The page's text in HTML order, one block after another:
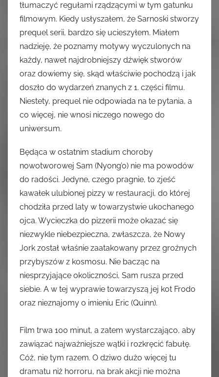
tłumaczyć regułami rządzącymi w tym gatunku
filmowym. Kiedy usłyszałem, że Sarnoski stworzy
prequel serii, bardzo się ucieszyłem. Miałem
nadzieję, że poznamy motywy wyczulonych na
każdy, nawet najdrobniejszy dźwięk stworów
oraz dowiemy się, skąd właściwie pochodzą i jak
doszło do wydarzeń znanych z 1. części filmu.
Niestety, prequel nie odpowiada na te pytania, a
co więcej, nie wnosi niczego nowego do
uniwersum.
Będąca w ostatnim stadium choroby
nowotworowej Sam (Nyong’o) nie ma powodów
do radości. Jedyne, czego pragnie, to zjeść
kawałek ulubionej pizzy w restauracji, do której
chodziła przed laty w towarzystwie ukochanego
ojca. Wycieczka do pizzerii może okazać się
niezwykle niebezpieczna, zwłaszcza, że Nowy
Jork został właśnie zaatakowany przez groźnych
przybyszów z kosmosu. Nie bacząc na
niesprzyjające okoliczności, Sam rusza przed
siebie. A w tej wyprawie towarzyszą jej kot Frodo
oraz nieznajomy o imieniu Eric (Quinn).
Film trwa 100 minut, a zatem wystarczająco, aby
zawiązać najważniejsze wątki i rozkręcić fabułę.
Cóż, nie tym razem. O dziwo dużo więcej tu
dramatu niż horroru, na brak akcji nie można